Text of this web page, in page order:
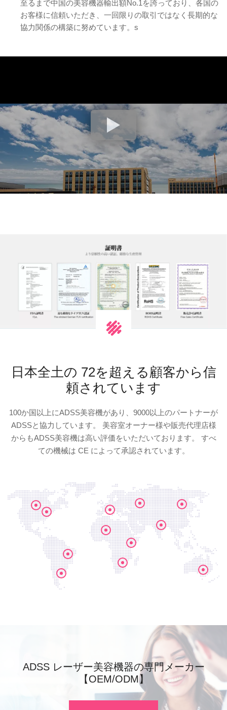
至るまで中国の美容機器輸出額No.1を誇っており、各国の
お客様に信頼いただき、一回限りの取引ではなく長期的な
協力関係の構築に努めています。s
日本全土の 72を超える顧客から信
頼されています
100か国以上にADSS美容機があり、9000以上のパートナーが
ADSSと協力しています。 美容室オーナー様や販売代理店様
からもADSS美容機は高い評価をいただいております。 すべ
ての機械は CE によって承認されています。
ADSS レーザー美容機器の専門メーカー
【OEM/ODM】